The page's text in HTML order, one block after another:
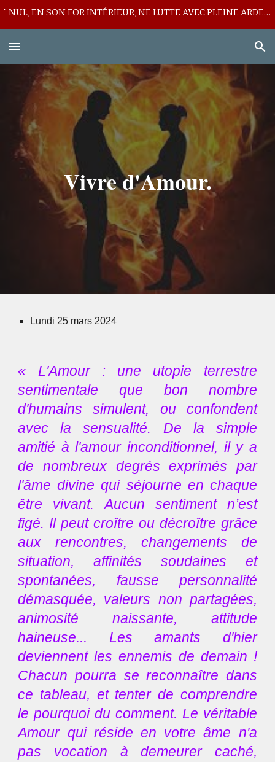
" NUL, EN SON FOR INTÉRIEUR, NE LUTTE AVEC PLEINE ARDEUR CONTRE SON LICITE MUR DE DÉFIANCE ! "
Vivre d'Amour.
Lundi 25 mars 2024
« L'Amour : une utopie terrestre
sentimentale que bon nombre
d'humains simulent, ou confondent
avec la sensualité. De la simple
amitié à l'amour inconditionnel, il y a
de nombreux degrés exprimés par
l'âme divine qui séjourne en chaque
être vivant. Aucun sentiment n’est
figé. Il peut croître ou décroître grâce
aux rencontres, changements de
situation, affinités soudaines et
spontanées, fausse personnalité
démasquée, valeurs non partagées,
animosité naissante, attitude
haineuse... Les amants d'hier
deviennent les ennemis de demain !
Chacun pourra se reconnaître dans
ce tableau, et tenter de comprendre
le pourquoi du comment. Le véritable
Amour qui réside en votre âme n'a
pas vocation à demeurer caché,